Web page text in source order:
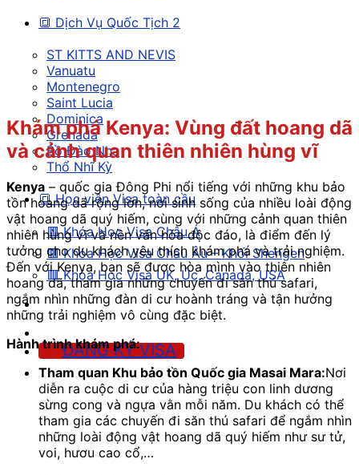
🔳 Dịch Vụ Quốc Tịch 2
ST KITTS AND NEVIS
Vanuatu
Montenegro
Saint Lucia
Dominica
Grenada
Bồ Đào Nha
Thổ Nhĩ Kỳ
🔳 Học viện Visa toàn cầu
🟥 Khóa Học Visa Châu Á
🟥 Khóa Học Visa Châu Âu – Khối Shengen
🟥 Khóa Học Visa UK, Úc, Canada, USA
ĐĂNG KÝ VISA
Khám phá Kenya: Vùng đất hoang dã
và cảnh quan thiên nhiên hùng vĩ
Kenya – quốc gia Đông Phi nổi tiếng với những khu bảo
tồn hoang dã rộng lớn, nơi sinh sống của nhiều loài động
vật hoang dã quý hiếm, cùng với những cảnh quan thiên
nhiên hùng vĩ và nền văn hóa độc đáo, là điểm đến lý
tưởng cho du khách yêu thích khám phá và trải nghiệm.
Đến với Kenya, bạn sẽ được hòa mình vào thiên nhiên
hoang dã, tham gia những chuyến đi săn thú safari,
ngắm nhìn những đàn di cư hoành tráng và tận hưởng
những trải nghiệm vô cùng đặc biệt.
Hành trình khám phá:
Tham quan Khu bảo tồn Quốc gia Masai Mara:Nơi
diễn ra cuộc di cư của hàng triệu con linh dương
sừng cong và ngựa vằn mỗi năm. Du khách có thể
tham gia các chuyến đi săn thú safari để ngắm nhìn
những loài động vật hoang dã quý hiếm như sư tử,
voi, hươu cao cổ,…